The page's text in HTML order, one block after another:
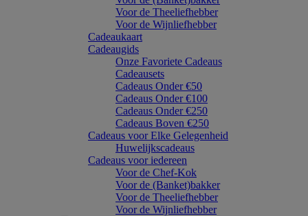
Voor de Theeliefhebber
Voor de Wijnliefhebber
Cadeaukaart
Cadeaugids
Onze Favoriete Cadeaus
Cadeausets
Cadeaus Onder €50
Cadeaus Onder €100
Cadeaus Onder €250
Cadeaus Boven €250
Cadeaus voor Elke Gelegenheid
Huwelijkscadeaus
Cadeaus voor iedereen
Voor de Chef-Kok
Voor de (Banket)bakker
Voor de Theeliefhebber
Voor de Wijnliefhebber